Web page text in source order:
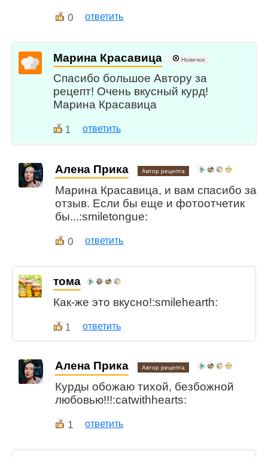
0 ответить
Марина Красавица Новичок
Спасибо большое Автору за
рецепт! Очень вкусный курд!
Марина Красавица
1 ответить
Алена Прика Автор рецепта
Марина Красавица, и вам спасибо за
отзыв. Если бы еще и фотоотчетик
бы...:smiletongue:
0 ответить
тома
Как-же это вкусно!:smilehearth:
1 ответить
Алена Прика Автор рецепта
Курды обожаю тихой, безбожной
любовью!!!:catwithhearts:
1 ответить